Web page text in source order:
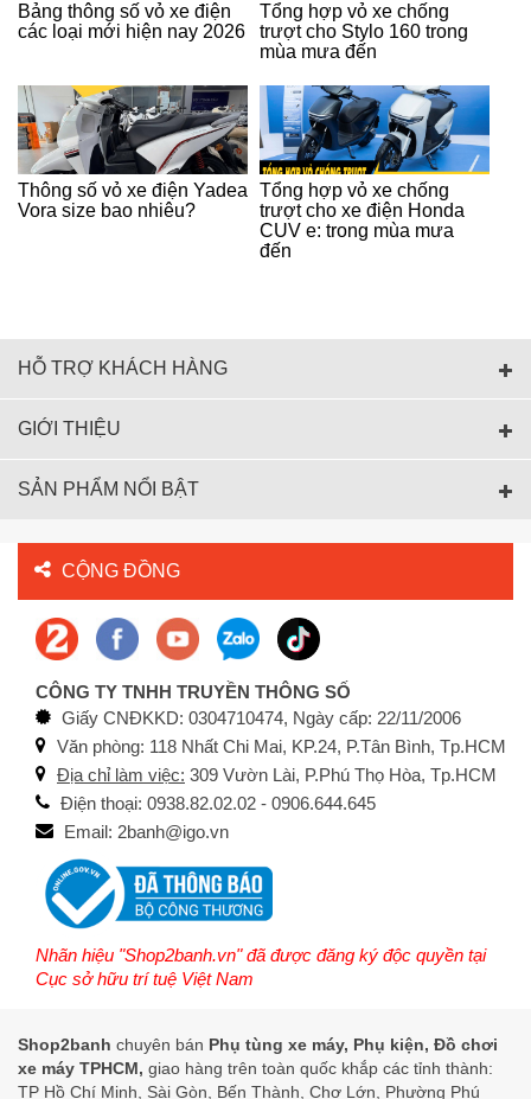
Bảng thông số vỏ xe điện
các loại mới hiện nay 2026
Tổng hợp vỏ xe chống
trượt cho Stylo 160 trong
mùa mưa đến
Thông số vỏ xe điện Yadea
Vora size bao nhiêu?
Tổng hợp vỏ xe chống
trượt cho xe điện Honda
CUV e: trong mùa mưa
đến
HỖ TRỢ KHÁCH HÀNG
GIỚI THIỆU
SẢN PHẨM NỔI BẬT
CỘNG ĐỒNG
CÔNG TY TNHH TRUYỀN THÔNG SỐ
Giấy CNĐKKD: 0304710474, Ngày cấp: 22/11/2006
Văn phòng: 118 Nhất Chi Mai, KP.24, P.Tân Bình, Tp.HCM
Địa chỉ làm việc: 309 Vườn Lài, P.Phú Thọ Hòa, Tp.HCM
Điện thoại: 0938.82.02.02 - 0906.644.645
Email: 2banh@igo.vn
Nhãn hiệu "Shop2banh.vn" đã được đăng ký độc quyền tại
Cục sở hữu trí tuệ Việt Nam
Shop2banh chuyên bán Phụ tùng xe máy, Phụ kiện, Đồ chơi
xe máy TPHCM, giao hàng trên toàn quốc khắp các tỉnh thành:
TP Hồ Chí Minh, Sài Gòn, Bến Thành, Chợ Lớn, Phường Phú